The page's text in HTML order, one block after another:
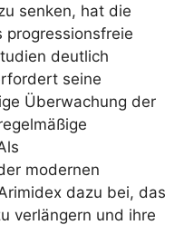
senken, hat die
deutlich
seine
Überwachung der
modernen
dazu bei, das
verlängern und ihre